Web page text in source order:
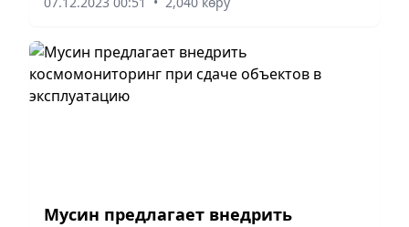
Республики Казахстан по вопросам
Мусин предлагает внедрить